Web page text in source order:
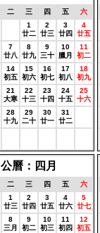
二 三 四 五
六
1
廿二
2
廿三
3
廿四
4
廿五
7
廿八
8
廿九
9
三十
10
臘月
11
初二
14
初五
15
初六
16
初七
17
初八
18
初九
21
大寒
22
十三
23
十四
24
十五
25
十六
28
十九
29
二十
30
廿一
31
廿二
公曆：四月
二 三 四 五
六
1
廿三
2
廿四
3
廿五
4
廿六
5
廿七
8
三月
9
初二
10
初三
11
初四
12
初五